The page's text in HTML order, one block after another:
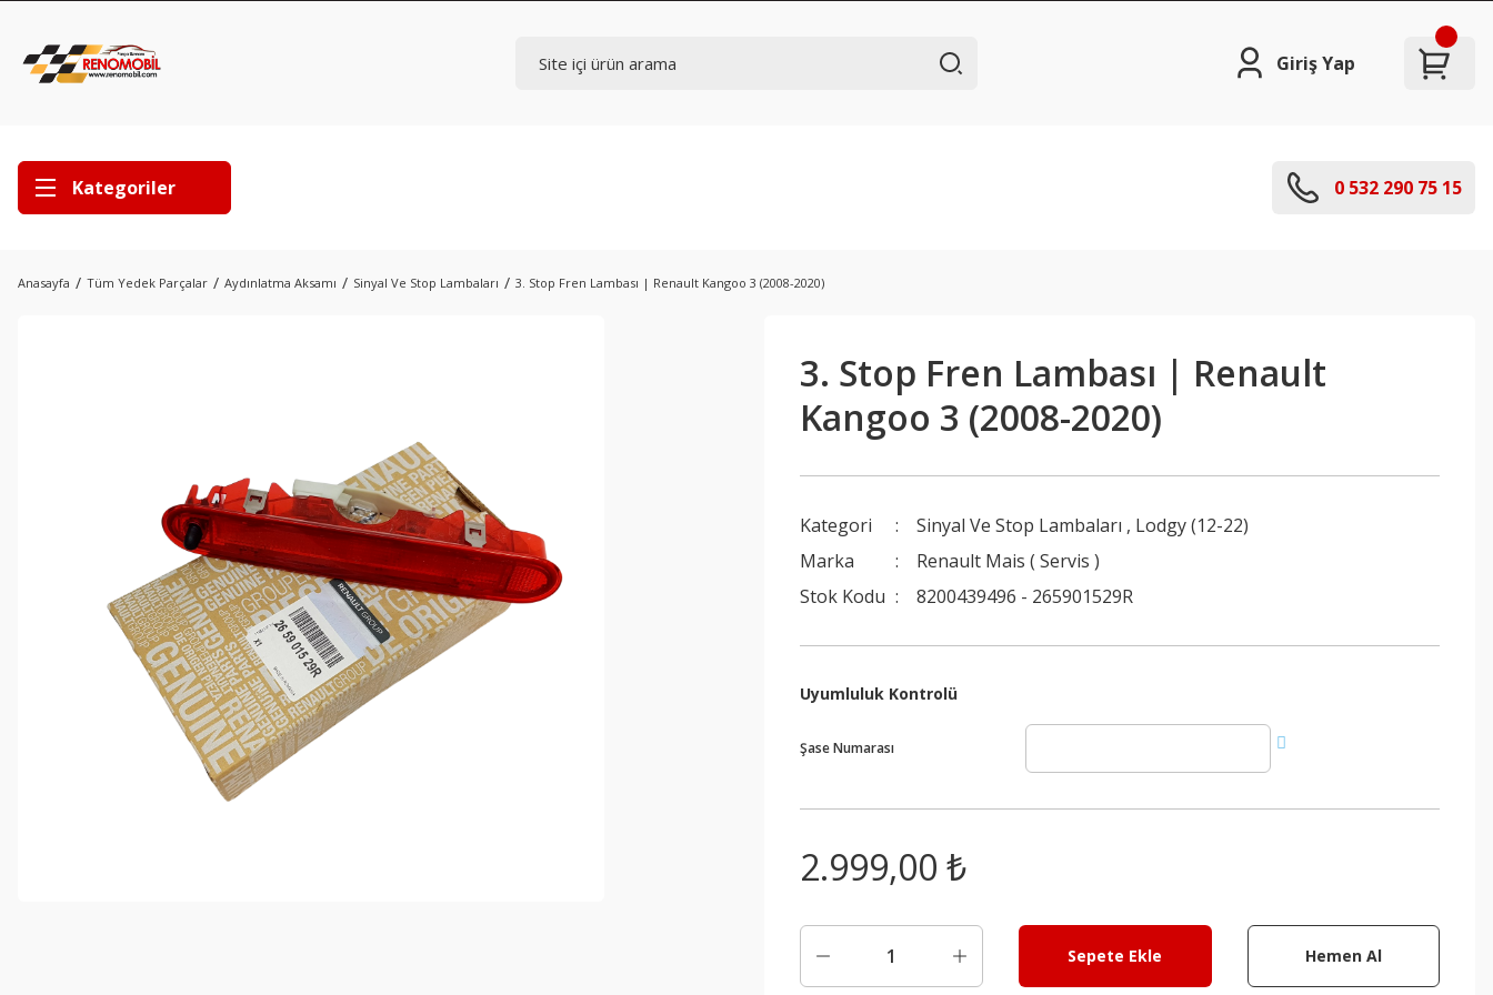
Giriş Yap
Kategoriler 0 532 290 75 15
Anasayfa Tüm Yedek Parçalar Aydınlatma Aksamı Sinyal Ve Stop Lambaları 3. Stop Fren Lambası | Renault Kangoo 3 (2008-2020)
3. Stop Fren Lambası | Renault
Kangoo 3 (2008-2020)
Kategori Sinyal Ve Stop Lambaları , Lodgy (12-22)
Marka
Renault Mais ( Servis )
Stok Kodu
8200439496 - 265901529R
Uyumluluk Kontrolü
Şase Numarası
2.999,00 ₺
Sepete Ekle Hemen Al